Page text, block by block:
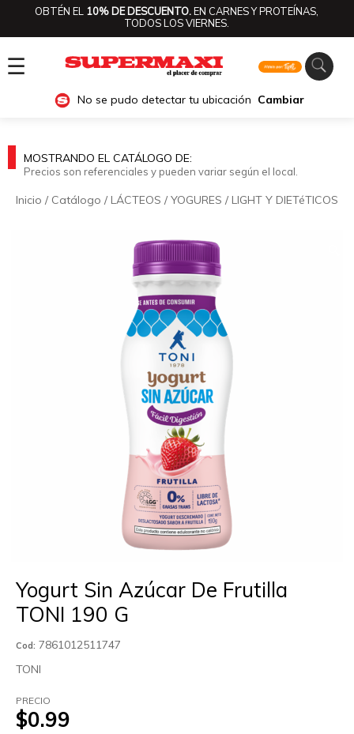
OBTÉN EL 10% DE DESCUENTO.EN CARNES Y PROTEÍNAS,
TODOS LOS VIERNES.
☰
No se pudo detectar tu ubicación Cambiar
MOSTRANDO EL CATÁLOGO DE:
Precios son referenciales y pueden variar según el local.
Inicio / Catálogo / LÁCTEOS /YOGURES / LIGHT Y DIETéTICOS
Yogurt Sin Azúcar De Frutilla
TONI 190 G
Cod: 7861012511747
TONI
PRECIO
$0.99